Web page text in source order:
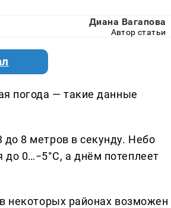
Диана Вагапова
Автор статьи
погода — такие данные
8 метров в секунду. Небо
0…−5°C, а днём потеплеет
некоторых районах возможен